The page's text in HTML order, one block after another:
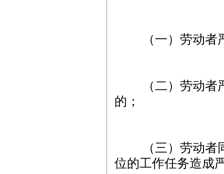
（一）劳动者严
（二）劳动者严
的；
（三）劳动者同
位的工作任务造成